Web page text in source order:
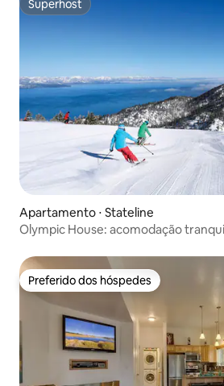
Superhost
Superhost
Apartamento ⋅ Stateline
Olympic House: acomodação
Preferido dos hóspedes
Preferido dos hóspedes